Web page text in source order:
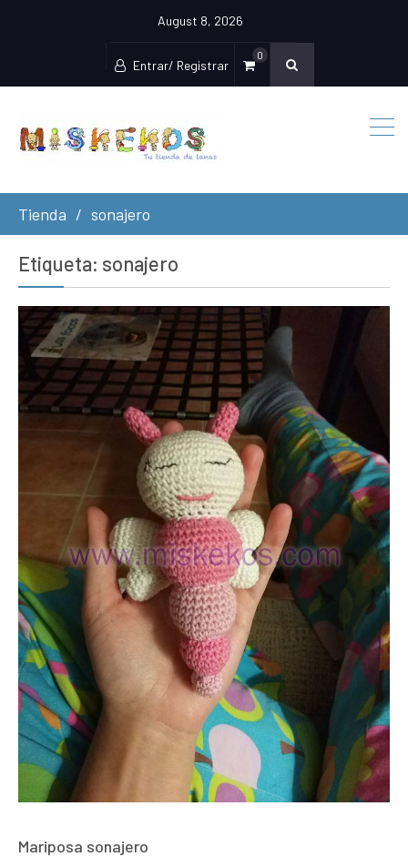
August 8, 2026
Entrar/ Registrar
0
Tienda sonajero
Etiqueta: sonajero
Mariposa sonajero